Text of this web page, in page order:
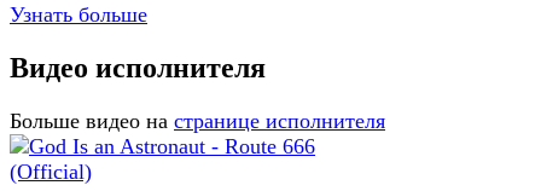
Узнать больше
Видео исполнителя
Больше видео на странице исполнителя